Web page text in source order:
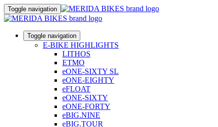
Toggle navigation
Toggle navigation
E-BIKE HIGHLIGHTS
LITHOS
ETMO
eONE-SIXTY SL
eONE-EIGHTY
eFLOAT
eONE-SIXTY
eONE-FORTY
eBIG.NINE
eBIG.TOUR